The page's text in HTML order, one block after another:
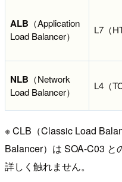
ALB （Application
Load Balancer）
L7（
NLB （Network
Load Balancer）
L4（
※ CLB（Classic Load
Balancer）は SOA-C03 と
詳しく触れません。